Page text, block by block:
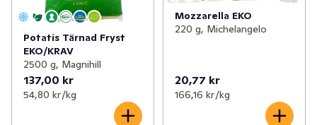
Potatis Tärnad Fryst
EKO/KRAV
2500 g, Magnihill
137,00 kr
54,80 kr /kg
Mozzarella EKO
220 g, Michelangelo
20,77 kr
166,16 kr /kg